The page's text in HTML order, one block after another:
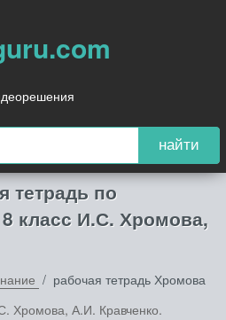
найти
тетрадь по
класс И.С. Хромова,
рабочая тетрадь Хромова
Хромова, А.И. Кравченко.